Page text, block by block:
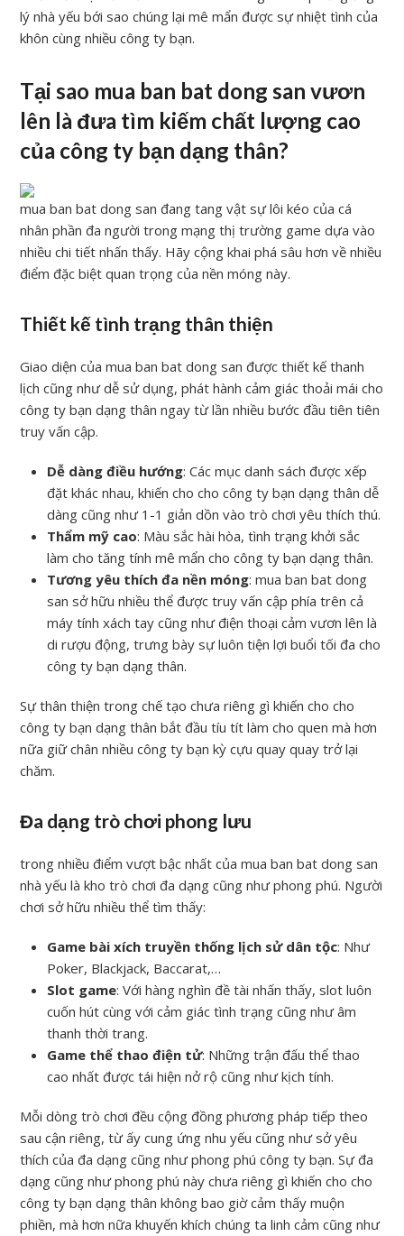
lý nhà yếu bới sao chúng lại mê mẩn được sự nhiệt tình của
khôn cùng nhiều công ty bạn.
Tại sao mua ban bat dong san vươn
lên là đưa tìm kiếm chất lượng cao
của công ty bạn dạng thân?
mua ban bat dong san đang tang vật sự lôi kéo của cá
nhân phần đa người trong mạng thị trường game dựa vào
nhiều chi tiết nhấn thấy. Hãy cộng khai phá sâu hơn về nhiều
điểm đặc biệt quan trọng của nền móng này.
Thiết kế tình trạng thân thiện
Giao diện của mua ban bat dong san được thiết kế thanh
lịch cũng như dễ sử dụng, phát hành cảm giác thoải mái cho
công ty bạn dạng thân ngay từ lần nhiều bước đầu tiên tiên
truy vấn cập.
Dễ dàng điều hướng: Các mục danh sách được xếp
đặt khác nhau, khiến cho cho công ty bạn dạng thân dễ
dàng cũng như 1-1 giản dồn vào trò chơi yêu thích thú.
Thẩm mỹ cao: Màu sắc hài hòa, tình trạng khởi sắc
làm cho tăng tính mê mẩn cho công ty bạn dạng thân.
Tương yêu thích đa nền móng: mua ban bat dong
san sở hữu nhiều thể được truy vấn cập phía trên cả
máy tính xách tay cũng như điện thoại cảm vươn lên là
di rượu động, trưng bày sự luôn tiện lợi buổi tối đa cho
công ty bạn dạng thân.
Sự thân thiện trong chế tạo chưa riêng gì khiến cho cho
công ty bạn dạng thân bắt đầu tíu tít làm cho quen mà hơn
nữa giữ chân nhiều công ty bạn kỳ cựu quay quay trở lại
chăm.
Đa dạng trò chơi phong lưu
trong nhiều điểm vượt bậc nhất của mua ban bat dong san
nhà yếu là kho trò chơi đa dạng cũng như phong phú. Người
chơi sở hữu nhiều thể tìm thấy:
Game bài xích truyền thống lịch sử dân tộc: Như
Poker, Blackjack, Baccarat,…
Slot game: Với hàng nghìn đề tài nhấn thấy, slot luôn
cuốn hút cùng với cảm giác tình trạng cũng như âm
thanh thời trang.
Game thể thao điện tử: Những trận đấu thể thao
cao nhất được tái hiện nở rộ cũng như kịch tính.
Mỗi dòng trò chơi đều cộng đồng phương pháp tiếp theo
sau cận riêng, từ ấy cung ứng nhu yếu cũng như sở yêu
thích của đa dạng cũng như phong phú công ty bạn. Sự đa
dạng cũng như phong phú này chưa riêng gì khiến cho cho
công ty bạn dạng thân không bao giờ cảm thấy muộn
phiền, mà hơn nữa khuyến khích chúng ta linh cảm cũng như